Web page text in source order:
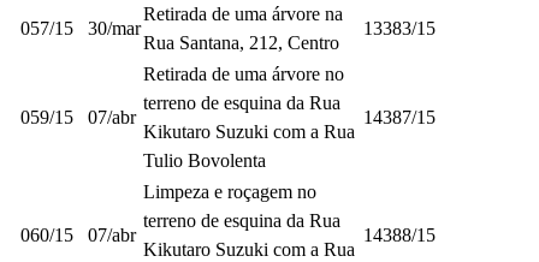
057/15 30/mar
Retirada de uma árvore na
Rua Santana, 212, Centro
13383/15
059/15 07/abr
Retirada de uma árvore no
terreno de esquina da Rua
Kikutaro Suzuki com a Rua
Tulio Bovolenta
14387/15
060/15 07/abr
Limpeza e roçagem no
terreno de esquina da Rua
Kikutaro Suzuki com a Rua
14388/15